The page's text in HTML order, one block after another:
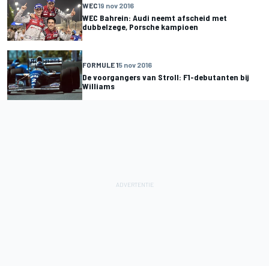
WEC19 nov 2016
WEC Bahrein: Audi neemt afscheid met
dubbelzege, Porsche kampioen
FORMULE 15 nov 2016
De voorgangers van Stroll: F1-debutanten bij
Williams